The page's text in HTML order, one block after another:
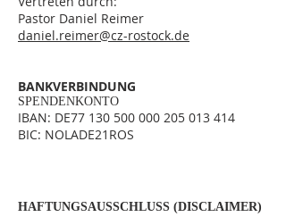
Pastor Daniel Reimer
daniel.reimer@cz-rostock.de
BANKVERBINDUNG
SPENDENKONTO
IBAN: DE77 130 500 000 205 013 414
BIC: NOLADE21ROS
HAFTUNGSAUSSCHLUSS (DISCLAIMER)